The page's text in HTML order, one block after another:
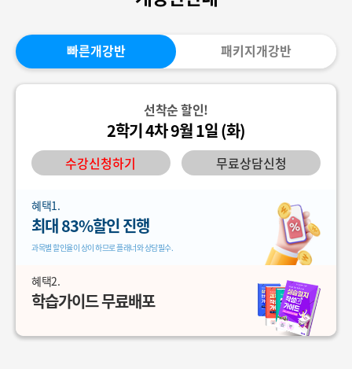
빠른개강반 패키지개강반
선착순 할인!
2학기 4차 9월 1일 (화)
수강신청하기 무료상담신청
혜택1.
최대 83%할인 진행
과목별 할인율이 상이 하므로 플래너와 상담필수.
혜택2.
학습가이드 무료배포